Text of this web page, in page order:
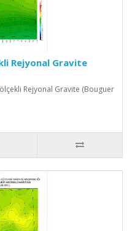
Rejyonal Gravite
Rejyonal Gravite (Bouguer